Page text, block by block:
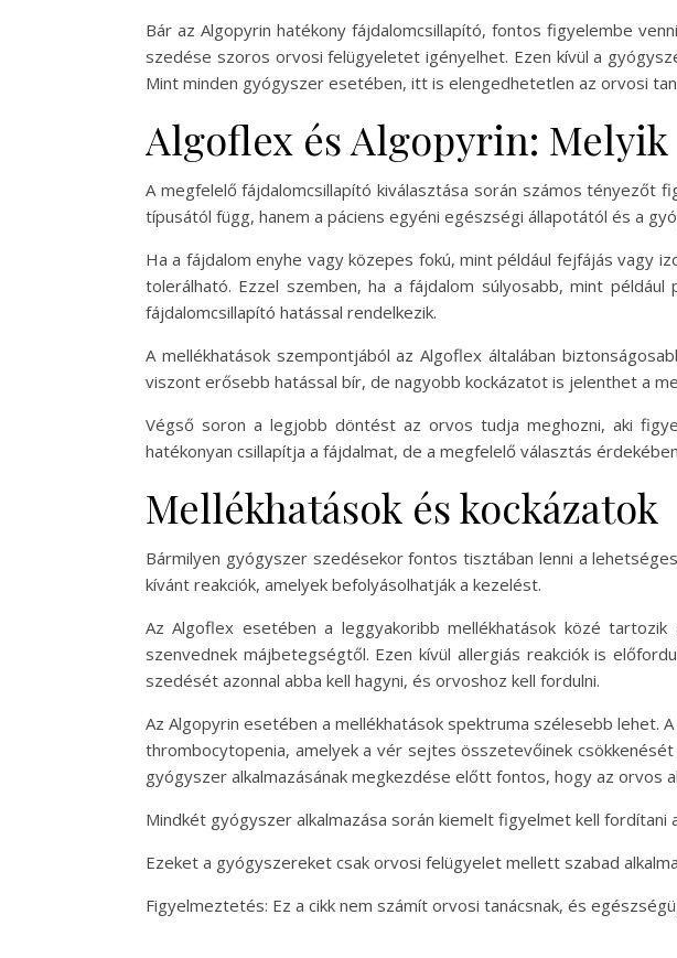
Bár az Algopyrin hatékony fájdalomcsillapító, fontos figyelembe
szedése szoros orvosi felügyeletet igényelhet. Ezen kívül a
Mint minden gyógyszer esetében, itt is elengedhetetlen az orvosi
Algoflex és Algopyrin: Melyik
A megfelelő fájdalomcsillapító kiválasztása során számos tényezőt
típusától függ, hanem a páciens egyéni egészségi állapotától és a
Ha a fájdalom enyhe vagy közepes fokú, mint például fejfájás vagy
tolerálható. Ezzel szemben, ha a fájdalom súlyosabb, mint
fájdalomcsillapító hatással rendelkezik.
A mellékhatások szempontjából az Algoflex általában
viszont erősebb hatással bír, de nagyobb kockázatot is jelenthet a
Végső soron a legjobb döntést az orvos tudja meghozni, aki
hatékonyan csillapítja a fájdalmat, de a megfelelő választás
Mellékhatások és kockázatok
Bármilyen gyógyszer szedésekor fontos tisztában lenni a
kívánt reakciók, amelyek befolyásolhatják a kezelést.
Az Algoflex esetében a leggyakoribb mellékhatások közé
szenvednek májbetegségtől. Ezen kívül allergiás reakciók is
szedését azonnal abba kell hagyni, és orvoshoz kell fordulni.
Az Algopyrin esetében a mellékhatások spektruma szélesebb
thrombocytopenia, amelyek a vér sejtes összetevőinek
gyógyszer alkalmazásának megkezdése előtt fontos, hogy az orvos
Mindkét gyógyszer alkalmazása során kiemelt figyelmet kell
Ezeket a gyógyszereket csak orvosi felügyelet mellett szabad
Figyelmeztetés: Ez a cikk nem számít orvosi tanácsnak, és